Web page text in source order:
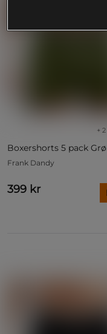
Boxershorts 5 pack
+
Frank Dandy
399 kr